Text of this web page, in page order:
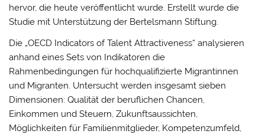
hervor, die heute veröffentlicht wurde. Erstellt wurde die
Studie mit Unterstützung der Bertelsmann Stiftung.
Die „OECD Indicators of Talent Attractiveness“ analysieren
anhand eines Sets von Indikatoren die
Rahmenbedingungen für hochqualifizierte Migrantinnen
und Migranten. Untersucht werden insgesamt sieben
Dimensionen: Qualität der beruflichen Chancen,
Einkommen und Steuern, Zukunftsaussichten,
Möglichkeiten für Familienmitglieder, Kompetenzumfeld,